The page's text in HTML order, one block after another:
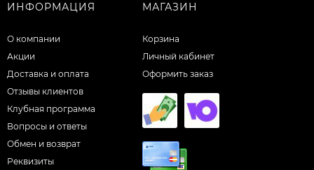
ИНФОРМАЦИЯ
О компании
Акции
Доставка и оплата
Отзывы клиентов
Клубная программа
Вопросы и ответы
Обмен и возврат
Реквизиты
МАГАЗИН
Корзина
Личный кабинет
Оформить заказ